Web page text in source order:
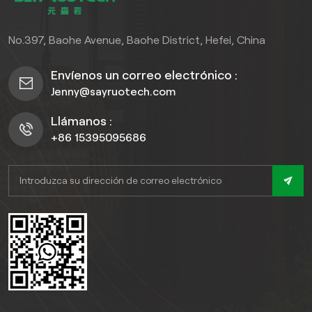
Nunca necesita limpieza.Realidad: Requiere poco mantenimiento,
pero la limpieza regular elimina los contaminantes dañinos. Mito:
abrasivos/ácidos dañan CLORURO DE POLIVINILO—adherirse a
jabón suave o productos específicos de PVC. Conclusión Con
simple rutinas de mantenimiento—limpieza regular, manejo
cuidadoso y reparaciones oportunas—Revestimiento de pared de
PVC Se mantiene vibrante y duradero durante años. Es una
cuida correctamente.
No.397, Baohe Avenue, Baohe District, Hefei, China
Envíenos un correo electrónico :
Jenny@sayruotech.com
Llámanos :
+86 15395095686